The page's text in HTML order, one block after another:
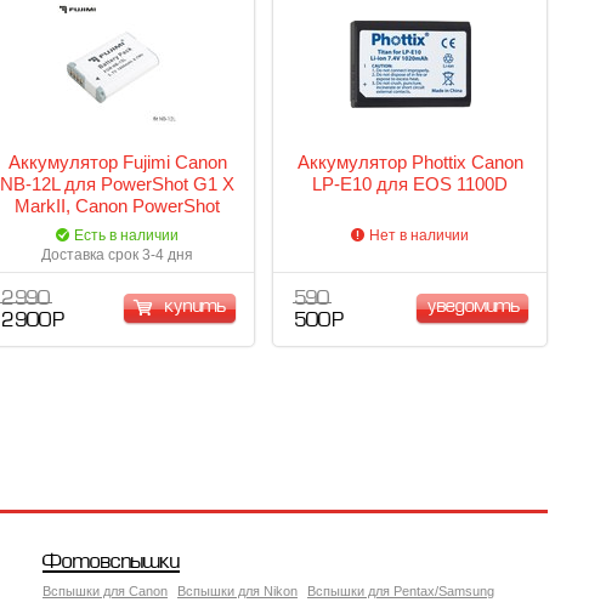
Аккумулятор Fujimi Canon
NB-12L для PowerShot G1 X
MarkII, Canon PowerShot
N100, Canon LEGRIA mini X
Есть в наличии
Доставка срок 3-4 дня
2 990
2 900 Р
купить
Аккумулятор Phottix Canon
LP-E10 для EOS 1100D
Нет в наличии
590
500 Р
уведомить
Фотовспышки
Вспышки для Canon Вспышки для Nikon
Вспышки для Pentax/Samsung